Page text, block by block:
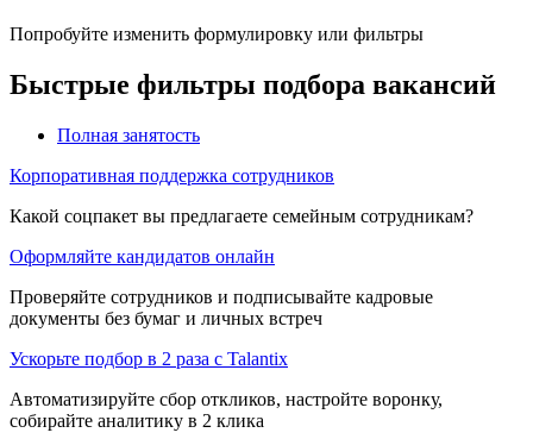
Попробуйте изменить формулировку или фильтры
Быстрые фильтры подбора вакансий
Полная занятость
Корпоративная поддержка сотрудников
Какой соцпакет вы предлагаете семейным сотрудникам?
Оформляйте кандидатов онлайн
Проверяйте сотрудников и подписывайте кадровые
документы без бумаг и личных встреч
Ускорьте подбор в 2 раза с Talantix
Автоматизируйте сбор откликов, настройте воронку,
собирайте аналитику в 2 клика